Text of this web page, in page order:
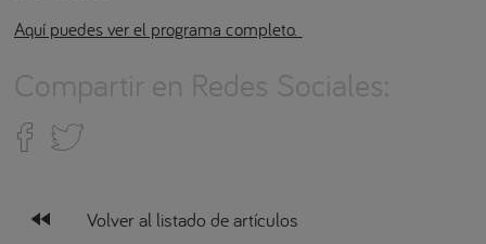
Aquí puedes ver el programa completo.
fast_rewind Volver al listado de artículos